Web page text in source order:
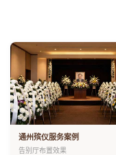
通州殡仪服务案例
告别厅布置效果